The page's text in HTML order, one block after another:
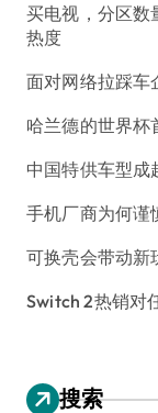
买电视，分区数
热度
面对网络拉踩车
哈兰德的世界杯
中国特供车型成
手机厂商为何谨
可换壳会带动新
Switch 2热销对
搜索